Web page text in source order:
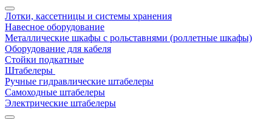
Лотки, кассетницы и системы хранения
Навесное оборудование
Металлические шкафы с рольставнями (роллетные шкафы)
Оборудование для кабеля
Стойки подкатные
Штабелеры
Ручные гидравлические штабелеры
Самоходные штабелеры
Электрические штабелеры